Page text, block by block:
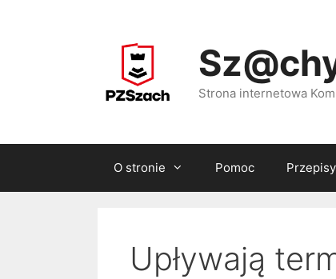
Strona internetowa
O stronie Pomoc Przepisy
Upływają